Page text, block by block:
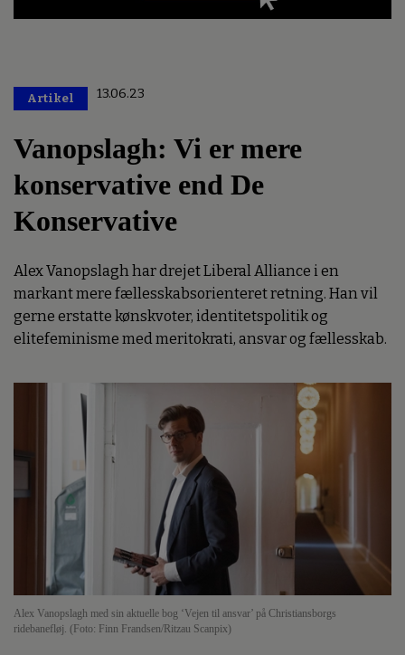
Artikel 13.06.23
Vanopslagh: Vi er mere
konservative end De
Konservative
Alex Vanopslagh har drejet Liberal Alliance i en
markant mere fællesskabsorienteret retning. Han vil
gerne erstatte kønskvoter, identitetspolitik og
elitefeminisme med meritokrati, ansvar og fællesskab.
Alex Vanopslagh med sin aktuelle bog ‘Vejen til ansvar’ på Christiansborgs
ridebanefløj. (Foto: Finn Frandsen/Ritzau Scanpix)